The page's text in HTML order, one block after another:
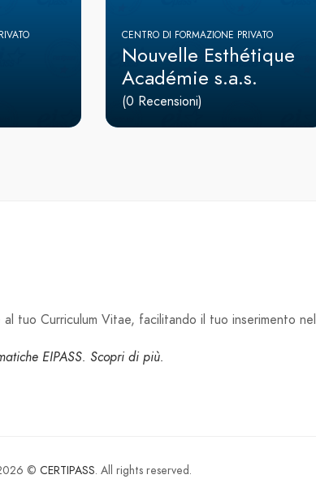
CENTRO DI FORMAZIONE PRIVATO
Nouvelle Esthétique
Académie s.a.s.
(0 Recensioni)
tuo Curriculum Vitae, facilitando il tuo inserimento nel
EIPASS. Scopri di più.
© CERTIPASS. All rights reserved.